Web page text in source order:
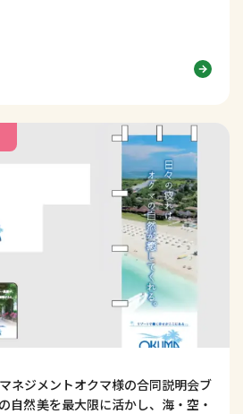
ネジメントオクマ様の合同説明会ブ
自然美を最大限に活かし、海・空・